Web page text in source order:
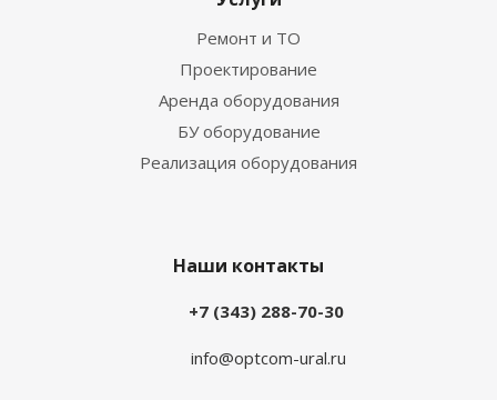
Ремонт и ТО
Проектирование
Аренда оборудования
БУ оборудование
Реализация оборудования
Наши контакты
+7 (343) 288-70-30
info@optcom-ural.ru